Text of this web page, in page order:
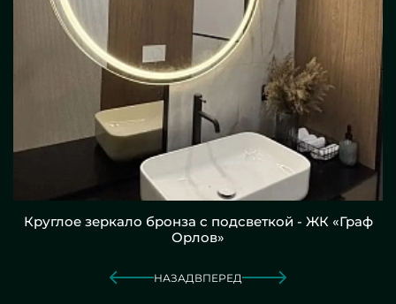
Круглое зеркало бронза с подсветкой - ЖК «Граф
Орлов»
НАЗАД ВПЕРЕД